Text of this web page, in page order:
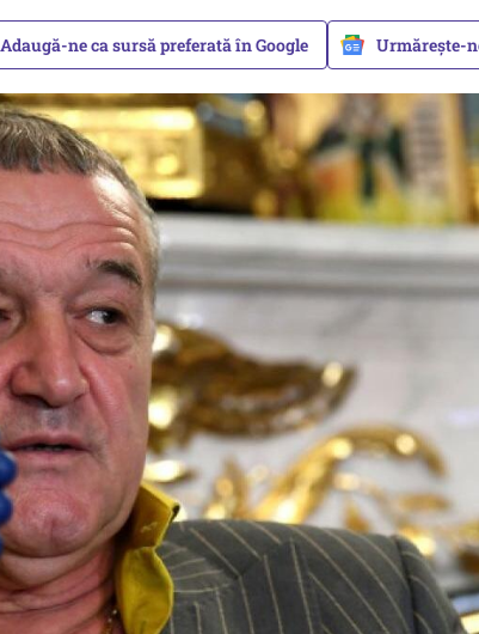
Adaugă-ne ca sursă preferată în Google Urmărește-